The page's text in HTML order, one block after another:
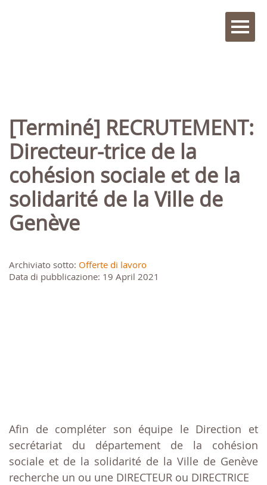
[Terminé] RECRUTEMENT:
Directeur-trice de la
cohésion sociale et de la
solidarité de la Ville de
Genève
Archiviato sotto: Offerte di lavoro
Data di pubblicazione: 19 April 2021
Afin de compléter son équipe le Direction et
secrétariat du département de la cohésion
sociale et de la solidarité de la Ville de Genève
recherche un ou une DIRECTEUR ou DIRECTRICE